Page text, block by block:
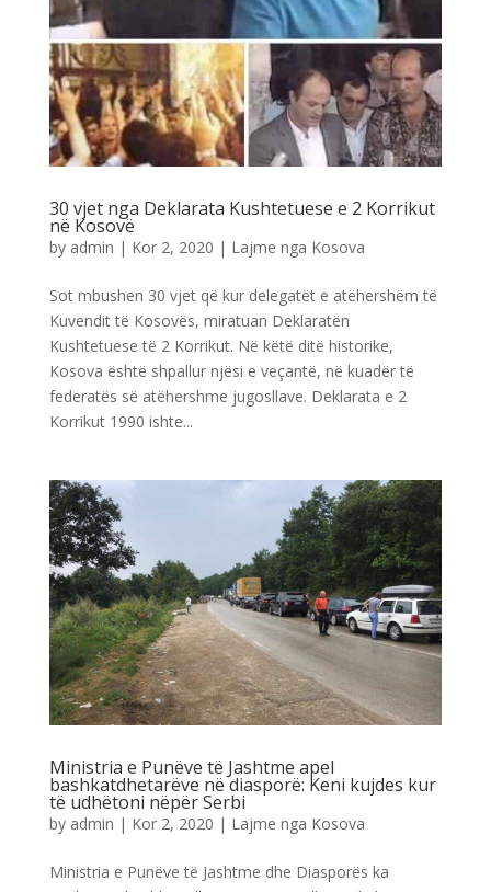
30 vjet nga Deklarata Kushtetuese e 2 Korrikut
në Kosovë
by admin | Kor 2, 2020 | Lajme nga Kosova
Sot mbushen 30 vjet që kur delegatët e atëhershëm të
Kuvendit të Kosovës, miratuan Deklaratën
Kushtetuese të 2 Korrikut. Në këtë ditë historike,
Kosova është shpallur njësi e veçantë, në kuadër të
federatës së atëhershme jugosllave. Deklarata e 2
Korrikut 1990 ishte...
Ministria e Punëve të Jashtme apel
bashkatdhetarëve në diasporë: Keni kujdes kur
të udhëtoni nëpër Serbi
by admin | Kor 2, 2020 | Lajme nga Kosova
Ministria e Punëve të Jashtme dhe Diasporës ka